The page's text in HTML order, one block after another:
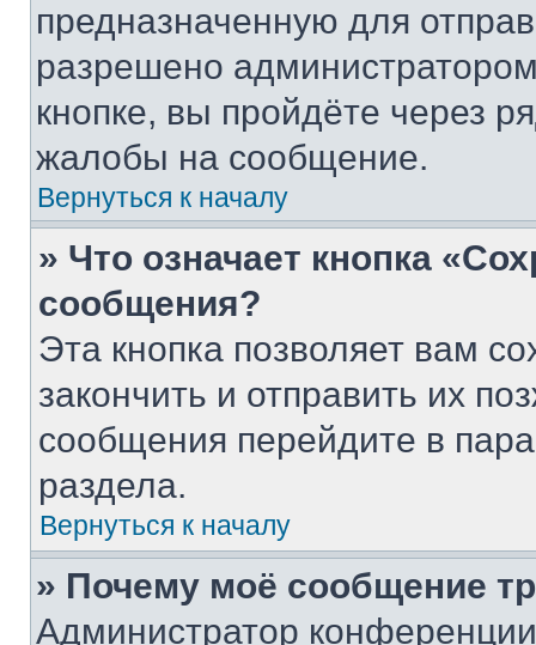
предназначенную для
разрешено
кнопке, вы пройдёте через
жалобы на сообщение.
Вернуться к началу
» Что означает кнопка
сообщения?
Эта кнопка позволяет вам
закончить и отправить их
сообщения перейдите в
раздела.
Вернуться к началу
» Почему моё сообщение
Администратор